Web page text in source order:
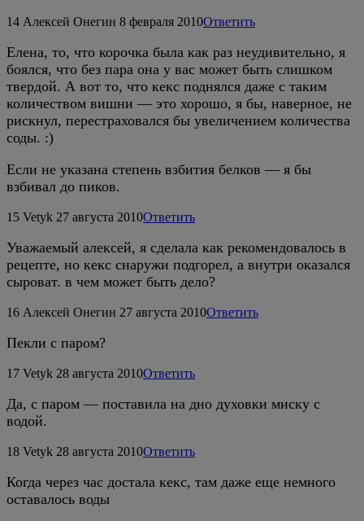
14 Алексей Онегин 8 февраля 2010Ответить
Елена, то, что корочка была как раз неудивительно, я
боялся, что без пара она у вас может быть слишком
твердой. А вот то, что кекс поднялся даже с таким
количеством вишни — это хорошо, я бы, наверное, не
рискнул, перестраховался бы увеличением количества
соды. :)
Если не указана степень взбития белков — я бы
взбивал до пиков.
15 Vetyk 27 августа 2010Ответить
Уважаемый алексей, я сделала как рекомендовалось в
рецепте, но кекс снаружи подгорел, а внутри оказался
сыроват. в чем может быть дело?
16 Алексей Онегин 27 августа 2010Ответить
Пекли с паром?
17 Vetyk 28 августа 2010Ответить
Да, с паром — поставила на дно духовки миску с
водой.
18 Vetyk 28 августа 2010Ответить
Когда через час достала кекс, там даже еще немного
оставалось воды